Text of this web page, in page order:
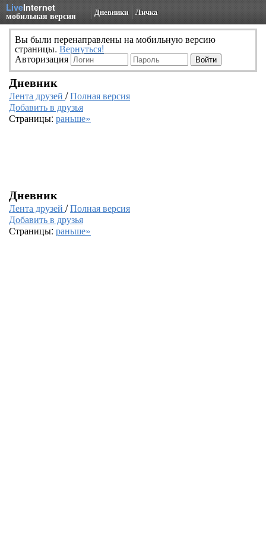
LiveInternet
мобильная версия Дневники Личка
Вы были перенаправлены на мобильную версию
страницы. Вернуться!
Авторизация
Дневник
Лента друзей /Полная версия
Добавить в друзья
Страницы: раньше»
Дневник
Лента друзей /Полная версия
Добавить в друзья
Страницы: раньше»